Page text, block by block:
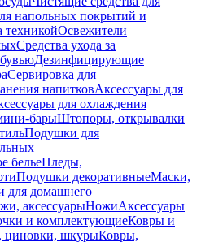
напольных покрытий и
техникойОсвежители
Средства ухода за
Дезинфицирующие
Сервировка для
напитковАксессуары для
для охлаждения
барыШтопоры, открывалки
Подушки для
бельеПледы,
Подушки декоративныеМаски,
для домашнего
аксессуарыНожиАксессуары
и комплектующиеКовры и
циновки, шкурыКовры,